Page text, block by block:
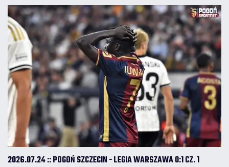
2026.07.24 :: POGOŃ SZCZECIN - LEGIA WARSZAWA 0:1 CZ. 1